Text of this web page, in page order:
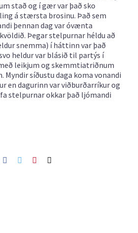
stað og í gær var það sko
á stærsta brosinu. Það sem
þennan dag var óvænta
Þegar stelpurnar héldu að
snemma) í háttinn var það
heldur var blásið til partýs í
leikjum og skemmtiatriðnum
síðustu daga koma vonandi
en dagurinn var viðburðarríkur og
stelpurnar okkar það ljómandi
Facebook
TwitterPinterest